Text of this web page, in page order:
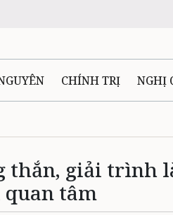
CHÍNH TRỊ NGHỊ
TÀI NGUYÊN - MÔI
NGHỆ THÁI NGUYÊN
thắn, giải trình
tâm